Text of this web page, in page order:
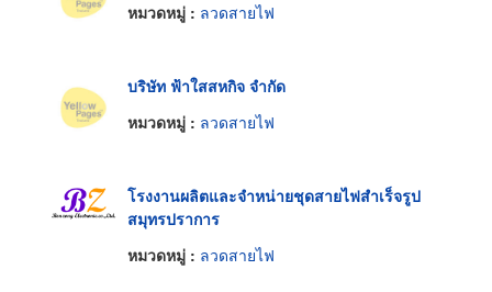
หมวดหมู่ : ลวดสายไฟ
บริษัท ฟ้าใสสหกิจ จำกัด
หมวดหมู่ : ลวดสายไฟ
โรงงานผลิตและจำหน่ายชุดสายไฟสำเร็จรูป
สมุทรปราการ
หมวดหมู่ : ลวดสายไฟ